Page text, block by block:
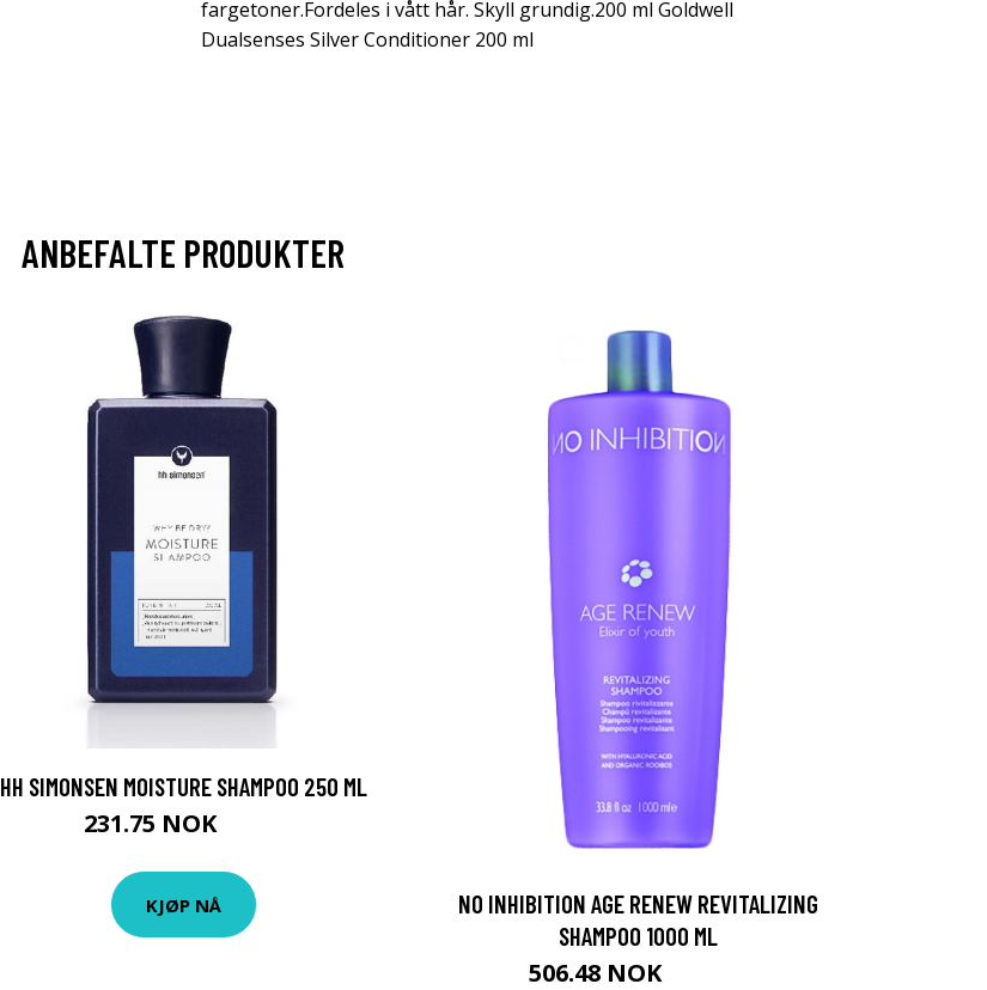
fargetoner.Fordeles i vått hår. Skyll grundig.200 ml Goldwell
Dualsenses Silver Conditioner 200 ml
ANBEFALTE PRODUKTER
HH SIMONSEN MOISTURE SHAMPOO 250 ML
231.75 NOK
KJØP NÅ
NO INHIBITION AGE RENEW REVITALIZING
SHAMPOO 1000 ML
506.48 NOK